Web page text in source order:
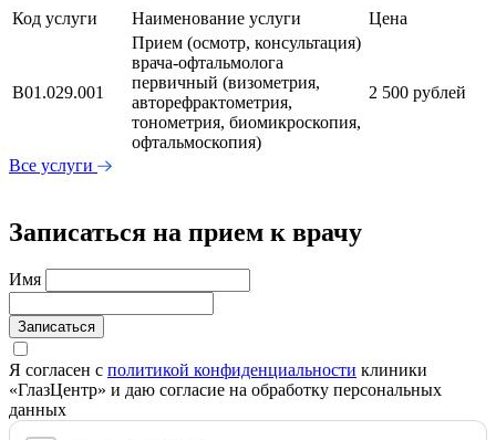
Код услуги Наименование услуги Цена
В01.029.001
Прием (осмотр, консультация)
врача-офтальмолога
первичный (визометрия,
авторефрактометрия,
тонометрия, биомикроскопия,
офтальмоскопия)
2 500 рублей
Все услуги
Записаться на прием к врачу
Имя
Записаться
Я согласен с политикой конфиденциальности клиники
«ГлазЦентр» и даю согласие на обработку персональных
данных